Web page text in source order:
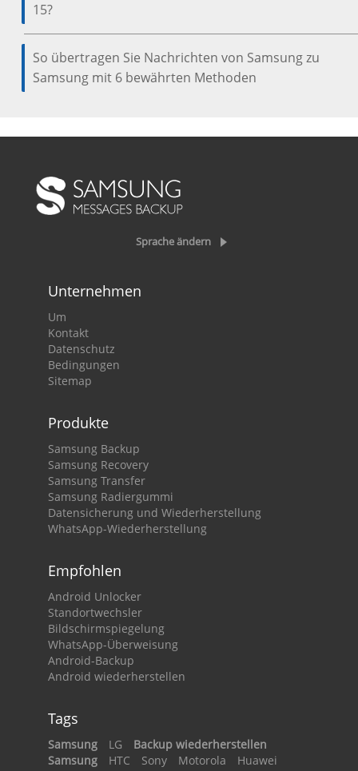
15?
So übertragen Sie Nachrichten von Samsung zu
Samsung mit 6 bewährten Methoden
Sprache ändern
Unternehmen
Um
Kontakt
Datenschutz
Bedingungen
Sitemap
Produkte
Samsung Backup
Samsung Recovery
Samsung Transfer
Samsung Radiergummi
Datensicherung und Wiederherstellung
WhatsApp-Wiederherstellung
Empfohlen
Android Unlocker
Standortwechsler
Bildschirmspiegelung
WhatsApp-Überweisung
Android-Backup
Android wiederherstellen
Tags
Samsung LG
Backup wiederherstellen
Samsung
HTC Sony Motorola
Huawei